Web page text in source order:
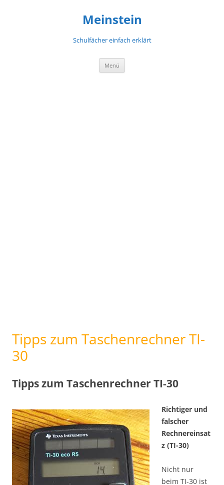
Meinstein
Schulfächer einfach erklärt
Menü
Tipps zum Taschenrechner TI-
30
Tipps zum Taschenrechner TI-30
Richtiger und
falscher
Rechnereinsat
z (TI-30)
Nicht nur
beim TI-30 ist